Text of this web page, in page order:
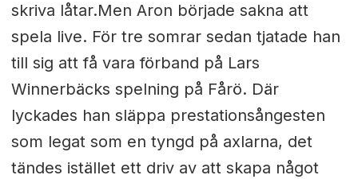
skriva låtar.Men Aron började sakna att
spela live. För tre somrar sedan tjatade han
till sig att få vara förband på Lars
Winnerbäcks spelning på Fårö. Där
lyckades han släppa prestationsångesten
som legat som en tyngd på axlarna, det
tändes istället ett driv av att skapa något